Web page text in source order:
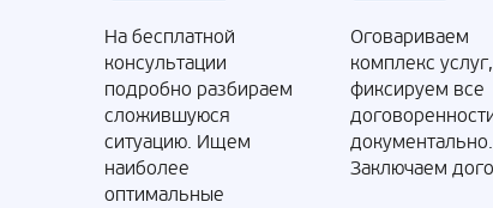
На бесплатной
консультации
подробно разбираем
сложившуюся
ситуацию. Ищем
наиболее
оптимальные
Оговариваем
комплекс услуг,
фиксируем все
документально.
Заключаем